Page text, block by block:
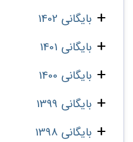
بایگانی 1402
بایگانی 1401
بایگانی 1400
بایگانی 1399
بایگانی 1398